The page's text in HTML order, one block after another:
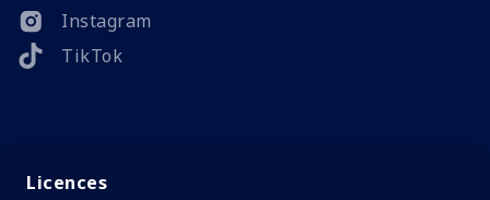
Instagram
TikTok
Licences